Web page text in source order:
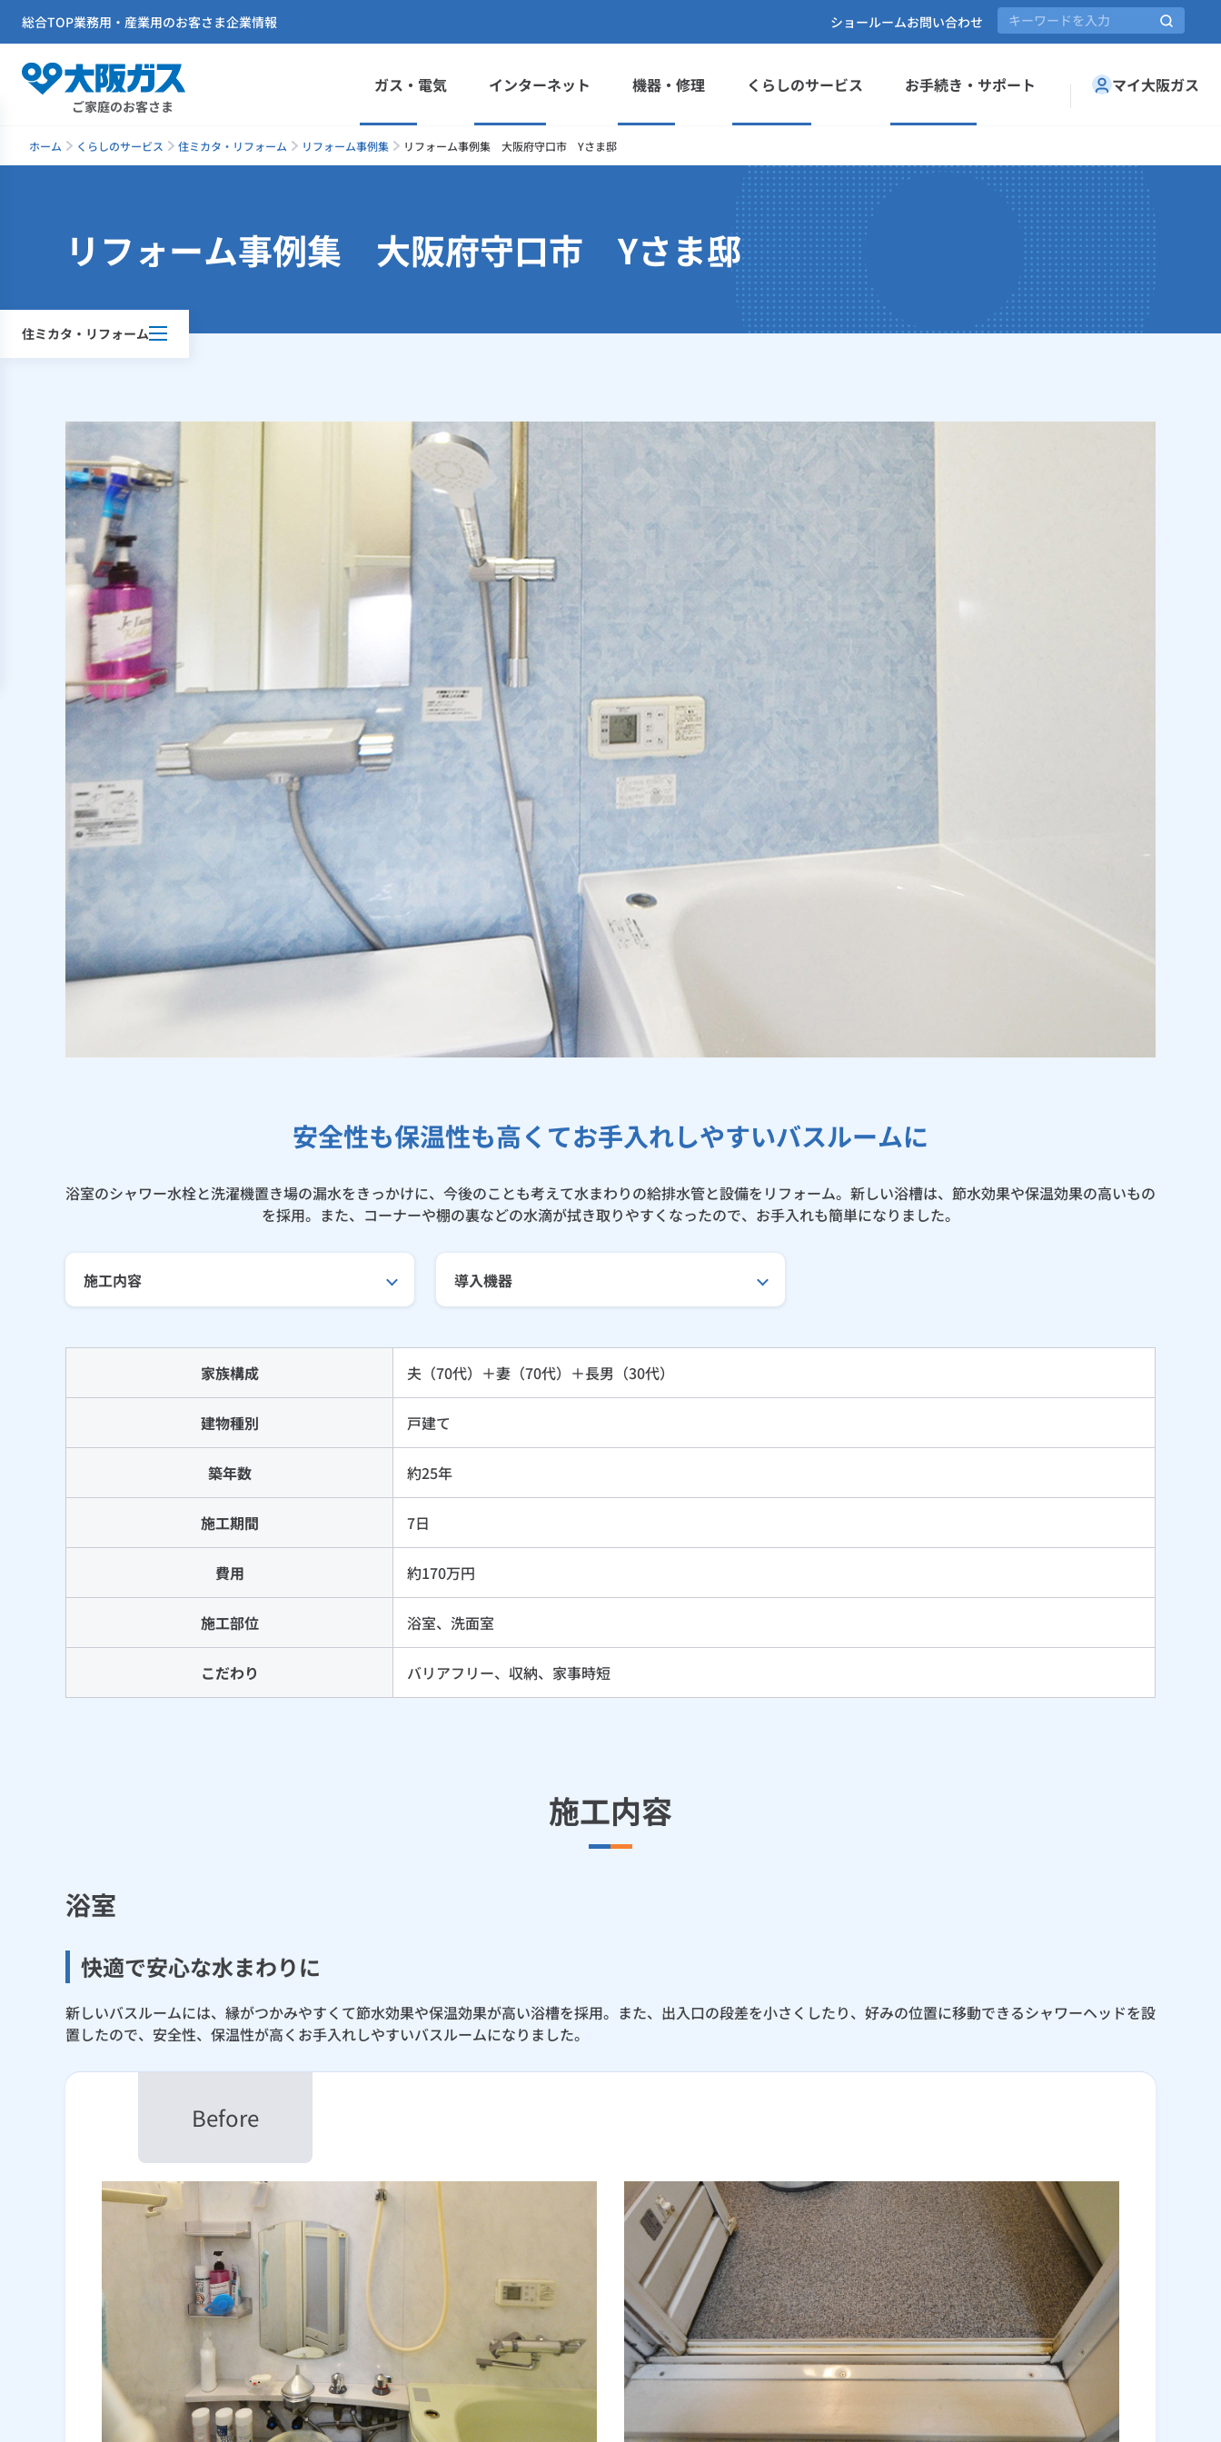
ご家庭のお客さま
ガス・電気 インターネット 機器・修理 くらしのサービス お手続き・サポート マイ大阪ガス
総合TOP業務用・産業用のお客さま企業情報 ショールームお問い合わせ
ホーム くらしのサービス 住ミカタ・リフォーム リフォーム事例集 リフォーム事例集 大阪府守口市 Yさま邸
住ミカタ・リフォーム
リフォーム事例集 大阪府守口市 Yさま邸
安全性も保温性も高くてお手入れしやすいバスルームに
浴室のシャワー水栓と洗濯機置き場の漏水をきっかけに、今後のことも考えて水まわりの給排水管と設備をリフォーム。新しい浴槽は、節水効果や保温効果の高いもの
を採用。また、コーナーや棚の裏などの水滴が拭き取りやすくなったので、お手入れも簡単になりました。
施工内容 導入機器
家族構成 夫（70代）＋妻（70代）＋長男（30代）
建物種別 戸建て
築年数 約25年
施工期間 7日
費用 約170万円
施工部位 浴室、洗面室
こだわり バリアフリー、収納、家事時短
施工内容
浴室
快適で安心な水まわりに
新しいバスルームには、縁がつかみやすくて節水効果や保温効果が高い浴槽を採用。また、出入口の段差を小さくしたり、好みの位置に移動できるシャワーヘッドを設
置したので、安全性、保温性が高くお手入れしやすいバスルームになりました。